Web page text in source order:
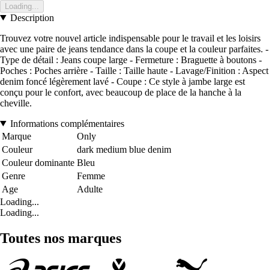
Loading...
Description
Trouvez votre nouvel article indispensable pour le travail et les loisirs
avec une paire de jeans tendance dans la coupe et la couleur parfaites. -
Type de détail : Jeans coupe large - Fermeture : Braguette à boutons -
Poches : Poches arrière - Taille : Taille haute - Lavage/Finition : Aspect
denim foncé légèrement lavé - Coupe : Ce style à jambe large est
conçu pour le confort, avec beaucoup de place de la hanche à la
cheville.
Informations complémentaires
Marque
Only
Couleur
dark medium blue denim
Couleur dominante Bleu
Genre
Femme
Age
Adulte
Loading...
Loading...
Toutes nos marques